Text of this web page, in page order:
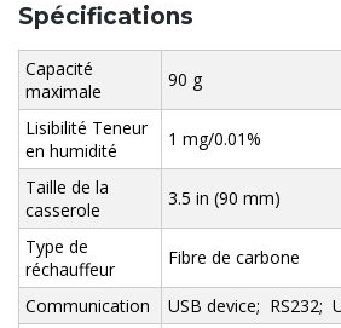
Spécifications
Capacité
maximale
90 g
Lisibilité Teneur
en humidité
1 mg/0.01%
Taille de la
casserole
3.5 in (90 mm)
Type de
réchauffeur
Fibre de carbone
Communication
USB device; RS232;